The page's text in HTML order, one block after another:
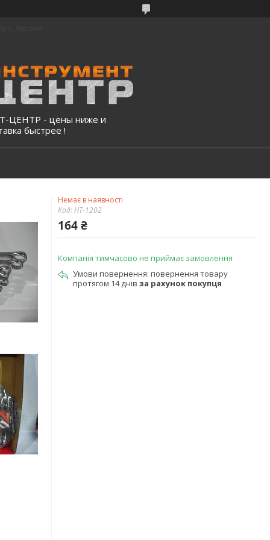
ЦЕНТР - цены ниже и
быстрее !
Немає в наявності
Код:HT-1202
164 ₴
Компанія тимчасово не приймає замовлення
повернення товару
протягом 14 днів за рахунок покупця